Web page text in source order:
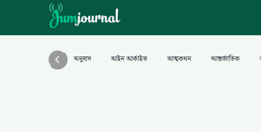
অনুবাদ আইন আর্কাইভ আত্মকথন আন্তর্জাতিক